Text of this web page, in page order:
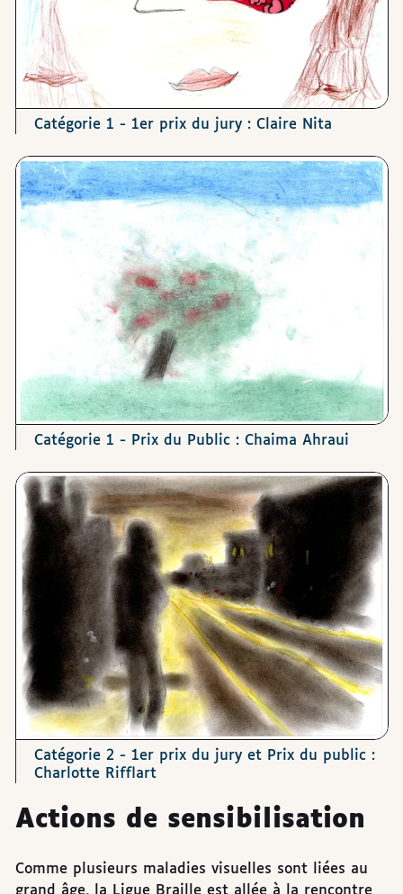
Catégorie 1 - 1er prix du jury : Claire Nita
Catégorie 1 - Prix du Public : Chaima Ahraui
Catégorie 2 - 1er prix du jury et Prix du public :
Charlotte Rifflart
Actions de sensibilisation
Comme plusieurs maladies visuelles sont liées au
grand âge, la Ligue Braille est allée à la rencontre